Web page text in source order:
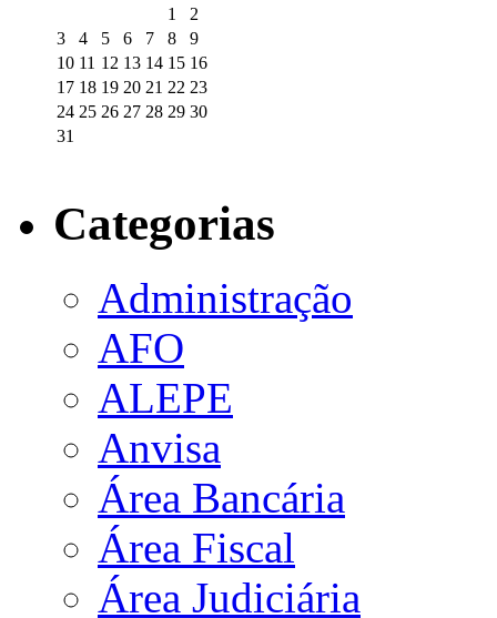
1
2
3
4 5 6 7 8
9
10 11 12 13 14 15 16
17 18 19 20 21 22 23
24 25 26 27 28 29 30
31
Categorias
Administração
AFO
ALEPE
Anvisa
Área Bancária
Área Fiscal
Área Judiciária